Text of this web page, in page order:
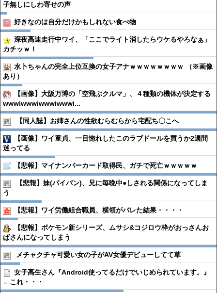
子無しにしわ寄せの声
好きなのは自分だけかもしれない食べ物
深夜高速走行中ワイ、「ここでライト消したらウケるやろなぁ」
カチッｗ！
水卜ちゃんの完全上位互換の女子アナｗｗｗｗｗｗｗｗ （※画像
あり）
【画像】大阪万博の「空飛ぶクルマ」、４種類の機体が決定する
wwwiwwwiwwwiwwwi...
【同人誌】お姉さんの性欲むらむらから宅配ち〇こへ
【画像】ワイ童貞、一目惚れしたこのラブドールを買うか2週間
迷ってる
【悲報】マイナンバーカード取得民、ガチで死亡ｗｗｗｗｗ
【悲報】妹(パイパン)、兄に毎晩中●︎しされる関係になってしま
う
【悲報】ワイ労働組合職員、横領がバレた結果・・・・
【悲報】ポケモン新シリーズ、ムサシ&コジロウ枠がおっさんお
ばさんになってしまう
メチャクチャ可愛い女の子がAV女優デビューしてて草
女子高生さん『Android使ってるだけでいじめられています。』
←これ・・・